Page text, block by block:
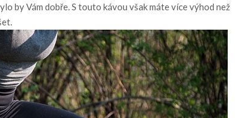
by Vám dobře. S touto kávou však máte více výhod než